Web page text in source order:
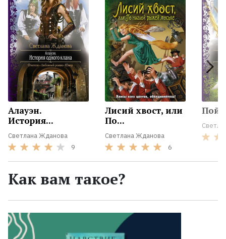
Коллекции
Алауэн.
История...
Светлана Жданова
9
Лисий хвост, или
По...
Светлана Жданова
6
Как вам такое?